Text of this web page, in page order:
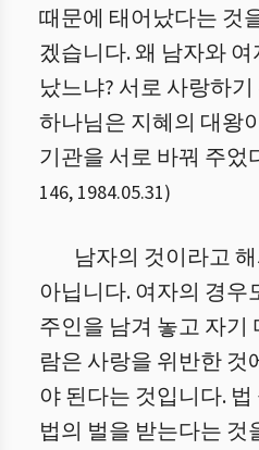
때문에 태어났다는 것
겠습니다. 왜 남자와
났느냐? 서로 사랑하
하나님은 지혜의 대왕
기관을 서로 바꿔 주었
146, 1984.05.31)
남자의 것이라고
아닙니다. 여자의 경우
주인을 남겨 놓고 자기
람은 사랑을 위반한 것
야 된다는 것입니다.
법의 벌을 받는다는 것